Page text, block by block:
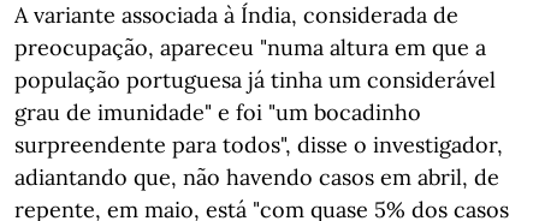
A variante associada à Índia, considerada de
preocupação, apareceu "numa altura em que a
população portuguesa já tinha um considerável
grau de imunidade" e foi "um bocadinho
surpreendente para todos", disse o investigador,
adiantando que, não havendo casos em abril, de
repente, em maio, está "com quase 5% dos casos